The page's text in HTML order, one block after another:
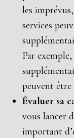
les
services
Par
peuvent être
Évaluer sa
vous lancer
important